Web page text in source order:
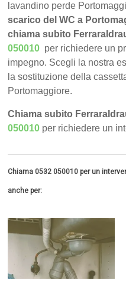
lavandino perde
scarico del WC a
chiama subito
050010 per richiedere un
impegno. Scegli la nostra
la sostituzione della
Portomaggiore.
Chiama subito
050010 per richiedere un
Chiama 0532 050010 per un
anche per: